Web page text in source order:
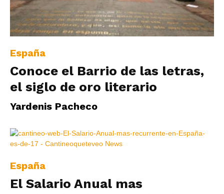
España
Conoce el Barrio de las letras,
el siglo de oro literario
Yardenis Pacheco
España
El Salario Anual mas